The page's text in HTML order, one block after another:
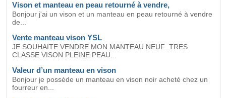
Vison et manteau en peau retourné à vendre,
Bonjour j'ai un vison et un manteau en peau retourné à vendre
de...
Vente manteau vison YSL
JE SOUHAITE VENDRE MON MANTEAU NEUF .TRES
CLASSE VISON PLEINE PEAU...
Valeur d’un manteau en vison
Bonjour je possède un manteau en vison noir acheté chez un
fourreur en...